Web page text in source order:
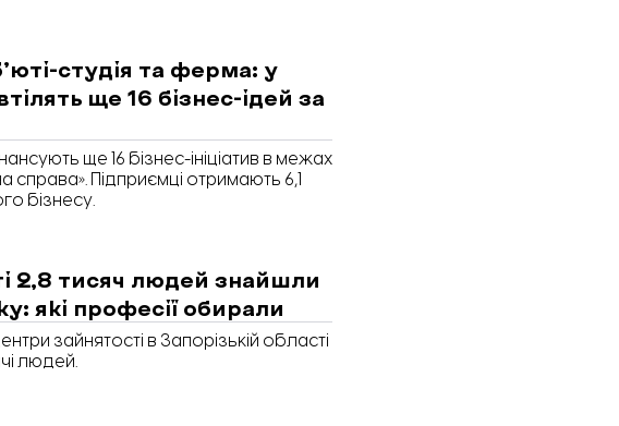
студія та ферма: у
ще 16 бізнес-ідей за
ще 16 бізнес-ініціатив в межах
Підприємці отримають 6,1
бізнесу.
2,8 тисяч людей знайшли
які професії обирали
зайнятості в Запорізькій області
людей.